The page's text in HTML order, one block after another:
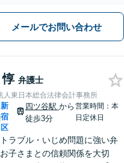
メールでお問い合わせ
惇 弁護士
人東日本総合法律会計事務所
|
新
宿
区
四ツ谷駅 から
徒歩3分
営業時間：本
日定休日
トラブル・いじめ問題に強い弁
子さまとの信頼関係を大切